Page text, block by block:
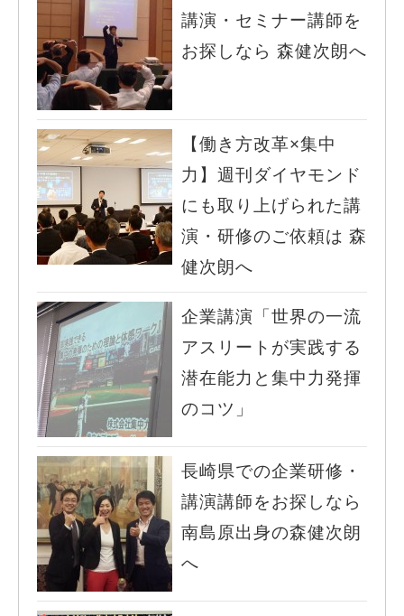
講演・セミナー講師を
お探しなら 森健次朗へ
【働き方改革×集中
力】週刊ダイヤモンド
にも取り上げられた講
演・研修のご依頼は 森
健次朗へ
企業講演「世界の一流
アスリートが実践する
潜在能力と集中力発揮
のコツ」
長崎県での企業研修・
講演講師をお探しなら
南島原出身の森健次朗
へ